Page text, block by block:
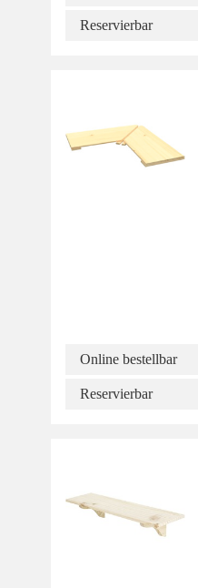
Reservierbar
Online bestellbar
Reservierbar